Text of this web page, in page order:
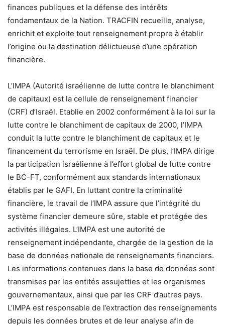
finances publiques et la défense des intérêts
fondamentaux de la Nation. TRACFIN recueille, analyse,
enrichit et exploite tout renseignement propre à établir
l’origine ou la destination délictueuse d’une opération
financière.
L’IMPA (Autorité israélienne de lutte contre le blanchiment
de capitaux) est la cellule de renseignement financier
(CRF) d’Israël. Etablie en 2002 conformément à la loi sur la
lutte contre le blanchiment de capitaux de 2000, l’IMPA
conduit la lutte contre le blanchiment de capitaux et le
financement du terrorisme en Israël. De plus, l’IMPA dirige
la participation israélienne à l’effort global de lutte contre
le BC-FT, conformément aux standards internationaux
établis par le GAFI. En luttant contre la criminalité
financière, le travail de l’IMPA assure que l’intégrité du
système financier demeure sûre, stable et protégée des
activités illégales. L’IMPA est une autorité de
renseignement indépendante, chargée de la gestion de la
base de données nationale de renseignements financiers.
Les informations contenues dans la base de données sont
transmises par les entités assujetties et les organismes
gouvernementaux, ainsi que par les CRF d’autres pays.
L’IMPA est responsable de l’extraction des renseignements
depuis les données brutes et de leur analyse afin de